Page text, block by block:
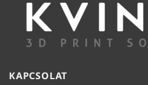
KAPCSOLAT